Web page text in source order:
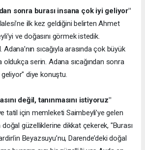
sonra burası insana çok iyi geliyor"
ilk kez geldiğini belirten Ahmet
ve doğasını görmek istedik.
sıcağıyla arasında çok büyük
oldukça serin. Adana sıcağından sonra
diye konuştu.
değil, tanınmasını istiyoruz"
tatil için memleketi Saimbeyli’ye gelen
güzelliklerine dikkat çekerek, "Burası
Beyazsuyu’nu, Darende’deki doğal